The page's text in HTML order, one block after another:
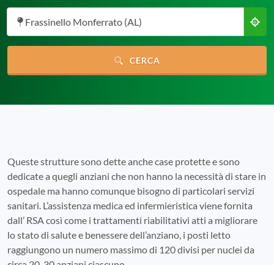
Frassinello Monferrato (AL)
CERCA
Queste strutture sono dette anche case protette e sono
dedicate a quegli anziani che non hanno la necessità di stare in
ospedale ma hanno comunque bisogno di particolari servizi
sanitari. L’assistenza medica ed infermieristica viene fornita
dall’ RSA così come i trattamenti riabilitativi atti a migliorare
lo stato di salute e benessere dell’anziano, i posti letto
raggiungono un numero massimo di 120 divisi per nuclei da